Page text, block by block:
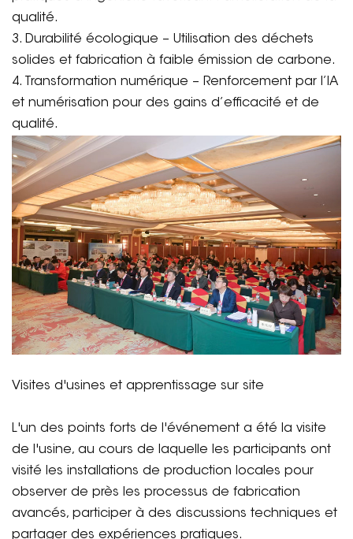
qualité.
3. Durabilité écologique – Utilisation des déchets
solides et fabrication à faible émission de carbone.
4. Transformation numérique – Renforcement par l’IA
et numérisation pour des gains d’efficacité et de
qualité.
Visites d'usines et apprentissage sur site
L'un des points forts de l'événement a été la visite
de l'usine, au cours de laquelle les participants ont
visité les installations de production locales pour
observer de près les processus de fabrication
avancés, participer à des discussions techniques et
partager des expériences pratiques.